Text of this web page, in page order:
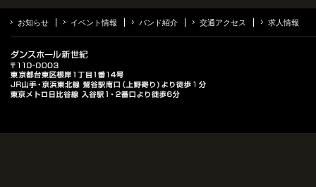
お知らせ イベント情報 バンド紹介 交通アクセス 求人情報